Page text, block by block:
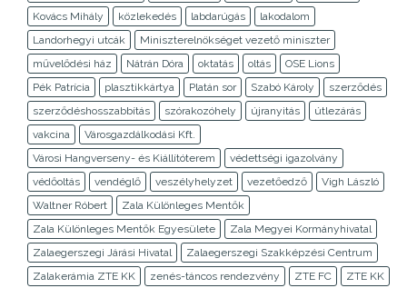
Kovács Mihály
közlekedés labdarúgás
lakodalom
Landorhegyi utcák
Miniszterelnökséget vezető miniszter
művelődési ház
Nátrán Dóra oktatás oltás
OSE Lions
Pék Patrícia
plasztikkártya Platán sor Szabó Károly
szerződés
szerződéshosszabbítás
szórakozóhely újranyitás
útlezárás
vakcina
Városgazdálkodási Kft.
Városi Hangverseny- és Kiállítóterem
védettségi igazolvány
védőoltás
vendéglő veszélyhelyzet vezetőedző
Vigh László
Waltner Róbert
Zala Különleges Mentők
Zala Különleges Mentők Egyesülete
Zala Megyei Kormányhivatal
Zalaegerszegi Járási Hivatal
Zalaegerszegi Szakképzési Centrum
Zalakerámia ZTE KK
zenés-táncos rendezvény ZTE FC ZTE KK